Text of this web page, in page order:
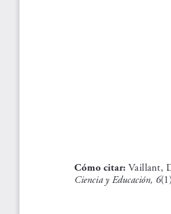
Cómo citar: Vaillant,
Ciencia y Educación, 6